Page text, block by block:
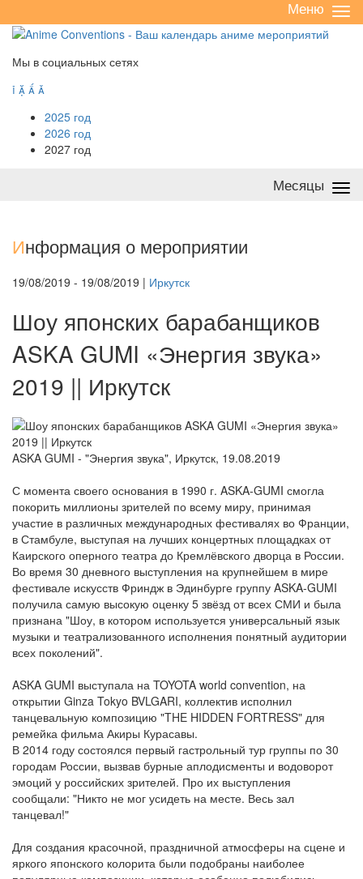
/
Меню
Мы в социальных сетях
   
2025 год
2026 год
2027 год
Месяцы
Информация о мероприятии
19/08/2019 - 19/08/2019 | Иркутск
Шоу японских барабанщиков
ASKA GUMI «Энергия звука»
2019 || Иркутск
ASKA GUMI - "Энергия звука", Иркутск, 19.08.2019
С момента своего основания в 1990 г. ASKA-GUMI смогла
покорить миллионы зрителей по всему миру, принимая
участие в различных международных фестивалях во Франции,
в Стамбуле, выступая на лучших концертных площадках от
Каирского оперного театра до Кремлёвского дворца в России.
Во время 30 дневного выступления на крупнейшем в мире
фестивале искусств Фриндж в Эдинбурге группу ASKA-GUMI
получила самую высокую оценку 5 звёзд от всех СМИ и была
признана "Шоу, в котором используется универсальный язык
музыки и театрализованного исполнения понятный аудитории
всех поколений".
ASKA GUMI выступала на TOYOTA world convention, на
открытии Ginza Tokyo BVLGARI, коллектив исполнил
танцевальную композицию "THE HIDDEN FORTRESS" для
ремейка фильма Акиры Курасавы.
В 2014 году состоялся первый гастрольный тур группы по 30
городам России, вызвав бурные аплодисменты и водоворот
эмоций у российских зрителей. Про их выступления
сообщали: "Никто не мог усидеть на месте. Весь зал
танцевал!"
Для создания красочной, праздничной атмосферы на сцене и
яркого японского колорита были подобраны наиболее